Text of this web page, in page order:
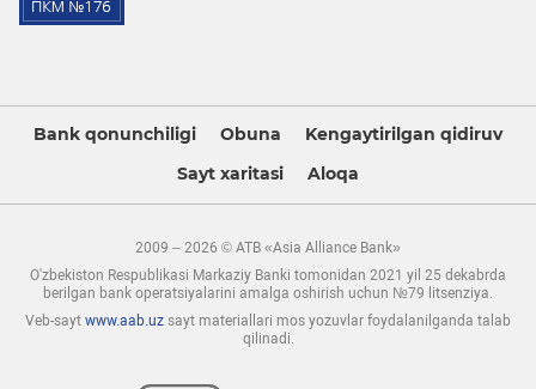
Bank qonunchiligi Obuna
Kengaytirilgan qidiruv
Sayt xaritasi
Aloqa
2009 – 2026 © ATB «Asia Alliance Bank»
O'zbekiston Respublikasi Markaziy Banki tomonidan 2021 yil 25 dekabrda
berilgan bank operatsiyalarini amalga oshirish uchun №79 litsenziya.
Veb-sayt www.aab.uz sayt materiallari mos yozuvlar foydalanilganda talab
qilinadi.